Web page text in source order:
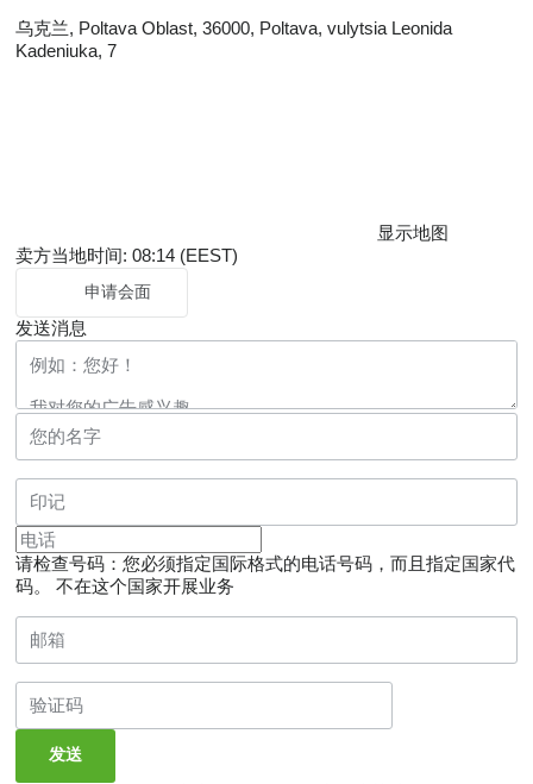
乌克兰, Poltava Oblast, 36000, Poltava, vulytsia Leonida
Kadeniuka, 7
显示地图
卖方当地时间: 08:14 (EEST)
申请会面
发送消息
请检查号码：您必须指定国际格式的电话号码，而且指定国家代
码。
不在这个国家开展业务